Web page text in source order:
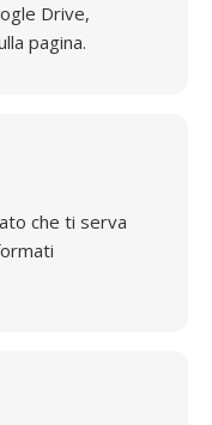
Drive,
pagina.
che ti serva